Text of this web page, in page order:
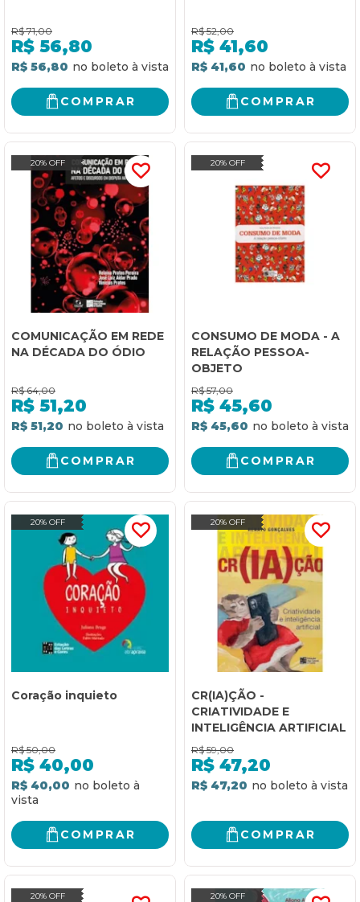
R$ 71,00
R$ 56,80
R$ 56,80
COMPRAR
R$ 52,00
R$ 41,60
R$ 41,60
COMPRAR
20% OFF
COMUNICAÇÃO EM REDE
NA DÉCADA DO ÓDIO
R$ 64,00
R$ 51,20
R$ 51,20
COMPRAR
20% OFF
CONSUMO DE MODA - A
RELAÇÃO PESSOA-
OBJETO
R$ 57,00
R$ 45,60
R$ 45,60
COMPRAR
20% OFF
Coração inquieto
R$ 50,00
R$ 40,00
R$ 40,00
COMPRAR
20% OFF
CR(IA)ÇÃO -
CRIATIVIDADE E
INTELIGÊNCIA ARTIFICIAL
R$ 59,00
R$ 47,20
R$ 47,20
COMPRAR
20% OFF 20% OFF